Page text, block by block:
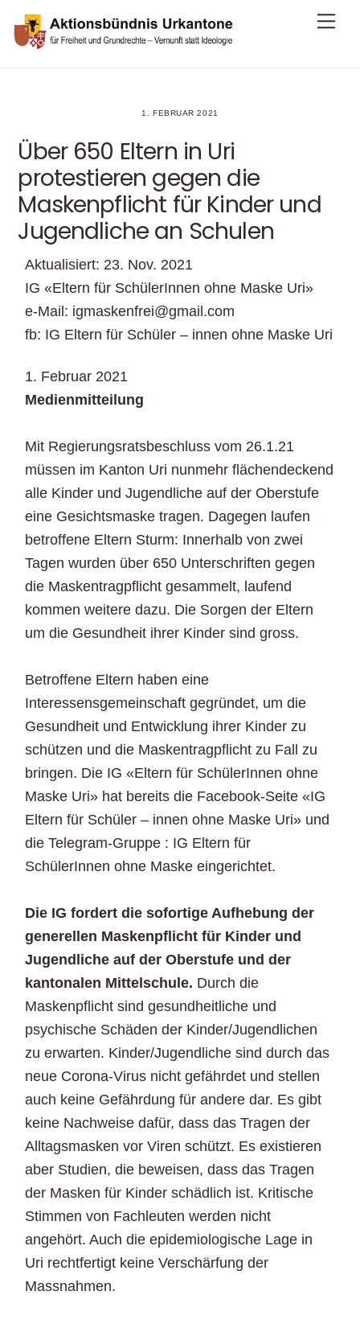
Skip
1. FEBRUAR 2021
Über 650 Eltern in Uri
protestieren gegen die
Maskenpflicht für Kinder und
Jugendliche an Schulen
Aktualisiert: 23. Nov. 2021
IG «Eltern für SchülerInnen ohne Maske Uri»
e-Mail: igmaskenfrei@gmail.com
fb: IG Eltern für Schüler – innen ohne Maske Uri
1. Februar 2021
Medienmitteilung
Mit Regierungsratsbeschluss vom 26.1.21
müssen im Kanton Uri nunmehr flächendeckend
alle Kinder und Jugendliche auf der Oberstufe
eine Gesichtsmaske tragen. Dagegen laufen
betroffene Eltern Sturm: Innerhalb von zwei
Tagen wurden über 650 Unterschriften gegen
die Maskentragpflicht gesammelt, laufend
kommen weitere dazu. Die Sorgen der Eltern
um die Gesundheit ihrer Kinder sind gross.
Betroffene Eltern haben eine
Interessensgemeinschaft gegründet, um die
Gesundheit und Entwicklung ihrer Kinder zu
schützen und die Maskentragpflicht zu Fall zu
bringen. Die IG «Eltern für SchülerInnen ohne
Maske Uri» hat bereits die Facebook-Seite «IG
Eltern für Schüler – innen ohne Maske Uri» und
die Telegram-Gruppe : IG Eltern für
SchülerInnen ohne Maske eingerichtet.
Die IG fordert die sofortige Aufhebung der
generellen Maskenpflicht für Kinder und
Jugendliche auf der Oberstufe und der
kantonalen Mittelschule. Durch die
Maskenpflicht sind gesundheitliche und
psychische Schäden der Kinder/Jugendlichen
zu erwarten. Kinder/Jugendliche sind durch das
neue Corona-Virus nicht gefährdet und stellen
auch keine Gefährdung für andere dar. Es gibt
keine Nachweise dafür, dass das Tragen der
Alltagsmasken vor Viren schützt. Es existieren
aber Studien, die beweisen, dass das Tragen
der Masken für Kinder schädlich ist. Kritische
Stimmen von Fachleuten werden nicht
angehört. Auch die epidemiologische Lage in
Uri rechtfertigt keine Verschärfung der
Massnahmen.